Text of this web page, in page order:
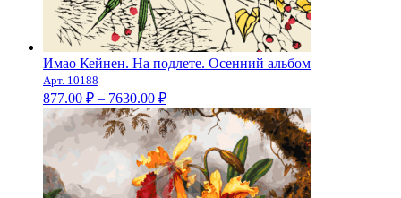
Имао Кейнен. На подлете. Осенний альбом
Арт. 10188
877.00 ₽ – 7630.00 ₽Диапазон
цен:
877.00 ₽
–
7630.00 ₽